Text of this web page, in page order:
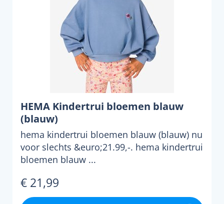
HEMA Kindertrui bloemen blauw
(blauw)
hema kindertrui bloemen blauw (blauw) nu
voor slechts &euro;21.99,-. hema kindertrui
bloemen blauw ...
€ 21,99